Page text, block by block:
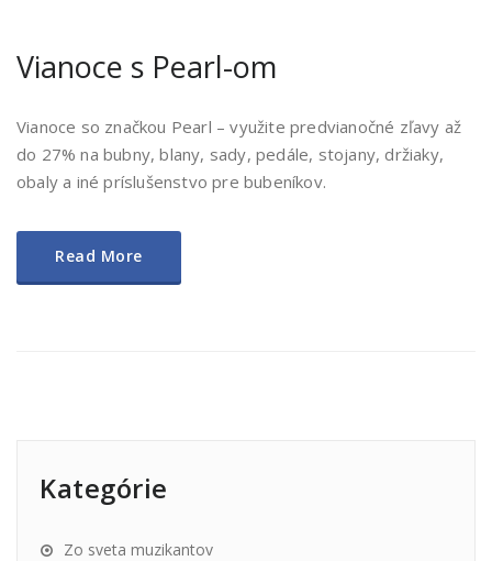
Vianoce s Pearl-om
Vianoce so značkou Pearl – využite predvianočné zľavy až
do 27% na bubny, blany, sady, pedále, stojany, držiaky,
obaly a iné príslušenstvo pre bubeníkov.
Read More
Kategórie
Zo sveta muzikantov